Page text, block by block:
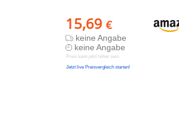
15,69 €
keine Angabe
keine Angabe
Preis kann jetzt höher sein
Jetzt live Preisvergleich starten!